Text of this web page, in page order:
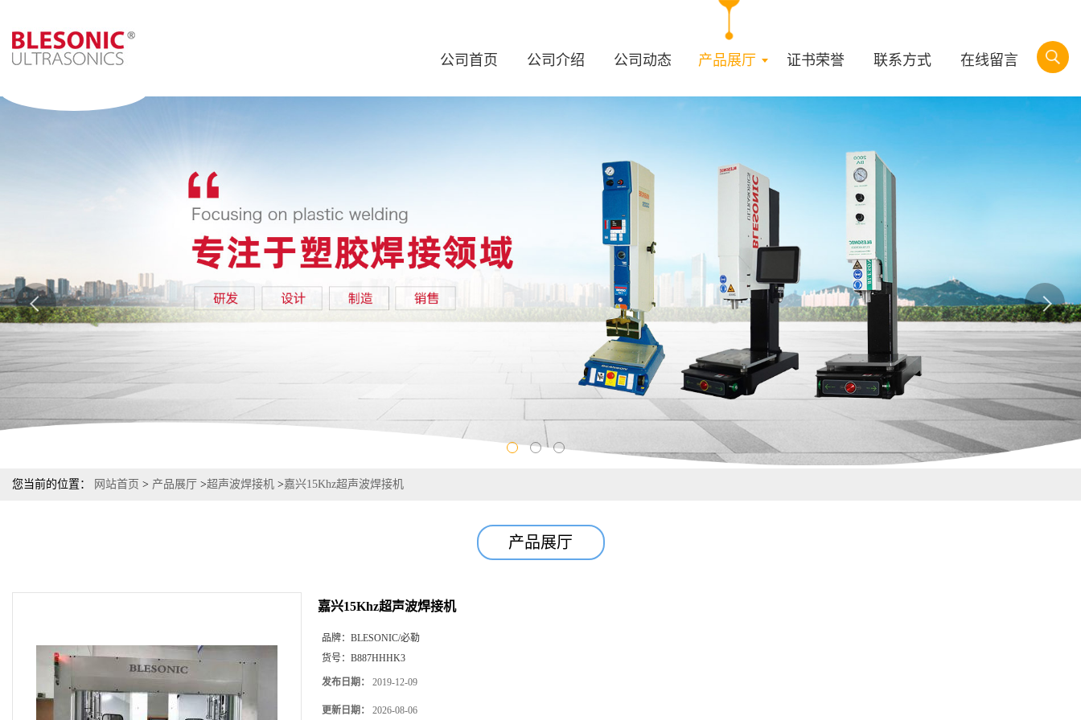
公司首页 公司介绍 公司动态 产品展厅 证书荣誉 联系方式 在线留言
您当前的位置： 网站首页 > 产品展厅 >超声波焊接机 >嘉兴15Khz超声波焊接机
产品展厅
嘉兴15Khz超声波焊接机
品牌： BLESONIC/必勒
货号： B887HHHK3
发布日期： 2019-12-09
更新日期： 2026-08-06